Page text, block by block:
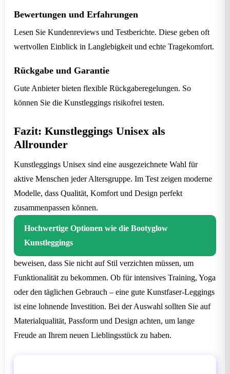
Bewertungen und Erfahrungen
Lesen Sie Kundenreviews und Testberichte. Diese geben oft
wertvollen Einblick in Langlebigkeit und echte Tragekomfort.
Rückgabe und Garantie
Gute Anbieter bieten flexible Rückgaberegelungen. So
können Sie die Kunstleggings risikofrei testen.
Fazit: Kunstleggings Unisex als
Allrounder
Kunstleggings Unisex sind eine ausgezeichnete Wahl für
aktive Menschen jeder Altersgruppe. Im Test zeigen moderne
Modelle, dass Qualität, Komfort und Design perfekt
zusammenpassen können.
Hochwertige Optionen wie die Bootyglow
Kunstleggings
beweisen, dass Sie nicht auf Stil verzichten müssen, um
Funktionalität zu bekommen. Ob für intensives Training, Yoga
oder den täglichen Gebrauch – eine gute Kunstfaser-Leggings
ist eine lohnende Investition. Bei der Auswahl sollten Sie auf
Materialqualität, Passform und Design achten, um lange
Freude an Ihrem neuen Lieblingsstück zu haben.